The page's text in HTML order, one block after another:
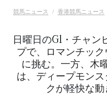
競馬ニュース 香港競馬ニュース
日曜日のG1・チャ
プで、ロマンチッ
に挑む。一方、木
は、ディープモン
クが軽快な動